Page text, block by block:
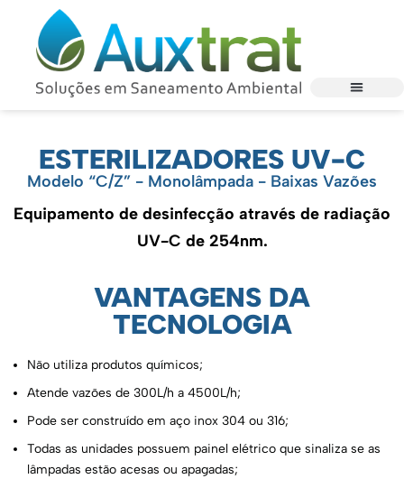
ESTERILIZADORES UV-C
Modelo “C/Z” - Monolâmpada - Baixas Vazões
Equipamento de desinfecção através de radiação
UV-C de 254nm.
VANTAGENS DA
TECNOLOGIA
Não utiliza produtos químicos;
Atende vazões de 300L/h a 4500L/h;
Pode ser construído em aço inox 304 ou 316;
Todas as unidades possuem painel elétrico que sinaliza se as
lâmpadas estão acesas ou apagadas;